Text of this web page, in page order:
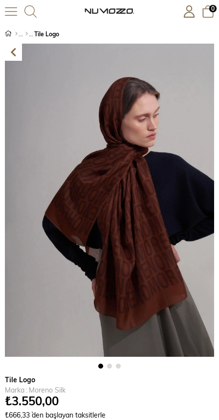
0
Tile Logo
Tile Logo
Marka : Moreno Silk
₺3.550,00
₺666,33 `den başlayan taksitlerle